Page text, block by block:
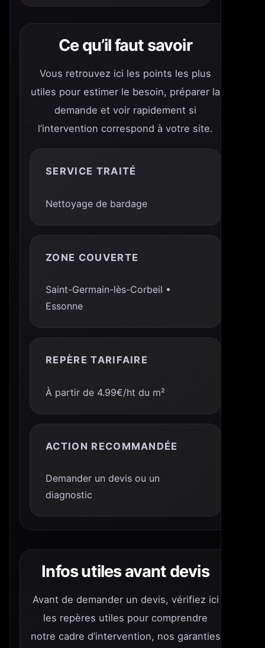
Ce qu’il faut savoir
Vous retrouvez ici les points les plus
utiles pour estimer le besoin, préparer la
demande et voir rapidement si
l’intervention correspond à votre site.
SERVICE TRAITÉ
Nettoyage de bardage
ZONE COUVERTE
Saint-Germain-lès-Corbeil •
Essonne
REPÈRE TARIFAIRE
À partir de 4.99€/ht du m²
ACTION RECOMMANDÉE
Demander un devis ou un
diagnostic
Infos utiles avant devis
Avant de demander un devis, vérifiez ici
les repères utiles pour comprendre
notre cadre d’intervention, nos garanties